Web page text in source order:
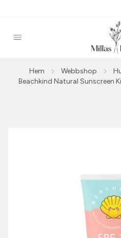
Hem Webbshop
Beachkind Natural Sunscreen